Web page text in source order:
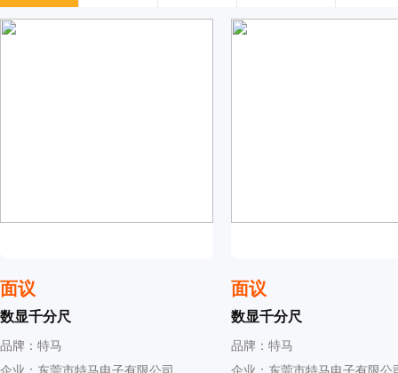
面议
数显千分尺
品牌：特马
企业：东莞市特马电子有限公司
面议
数显千分尺
品牌：特马
企业：东莞市特马电子有限公